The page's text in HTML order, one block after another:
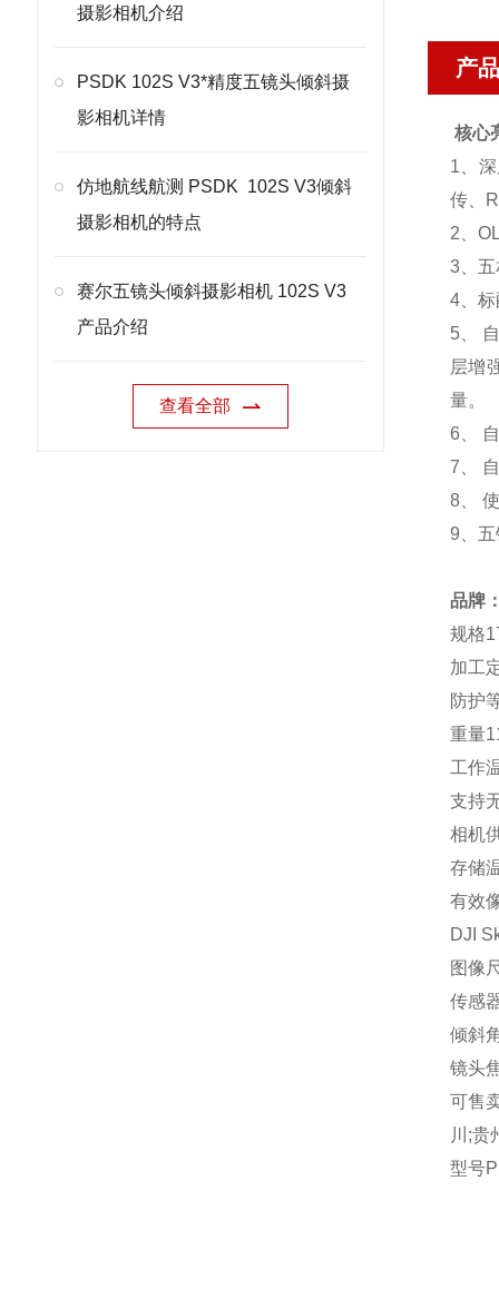
摄影相机介绍
PSDK 102S V3*精度五镜头倾斜摄
影相机详情
仿地航线航测 PSDK 102S V3倾斜
摄影相机的特点
赛尔五镜头倾斜摄影相机 102S V3
产品介绍
查看全部
产
核心
1、
传、
2、
3、
4、
5、
层增
量。
6、
7、
8、
9、
品牌
规格
加工
防护
重量
工作
支持
相机
存储
有效
DJI
图像
传感
倾斜
镜头
可售
川;贵
型号